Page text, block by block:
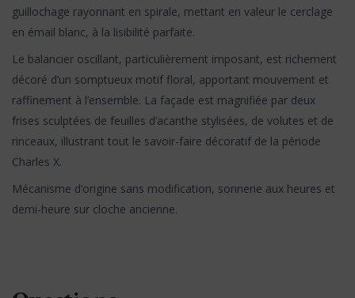
guillochage rayonnant en spirale, mettant en valeur le cerclage
en émail blanc, à la lisibilité parfaite.
Le balancier oscillant, particulièrement imposant, est richement
décoré d’un somptueux motif floral, apportant mouvement et
raffinement à l’ensemble. La façade est magnifiée par deux
frises sculptées de feuilles d’acanthe stylisées, de volutes et de
rinceaux, illustrant tout le savoir-faire décoratif de la période
Charles X.
Mécanisme d’origine sans modification, sonnerie aux heures et
demi-heure sur cloche ancienne.